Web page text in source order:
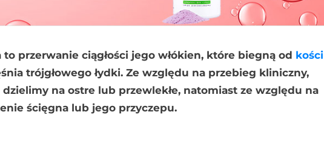
przerwanie ciągłości jego włókien, które biegną od kości
trójgłowego łydki. Ze względu na przebieg kliniczny,
na ostre lub przewlekłe, natomiast ze względu na
ścięgna lub jego przyczepu.